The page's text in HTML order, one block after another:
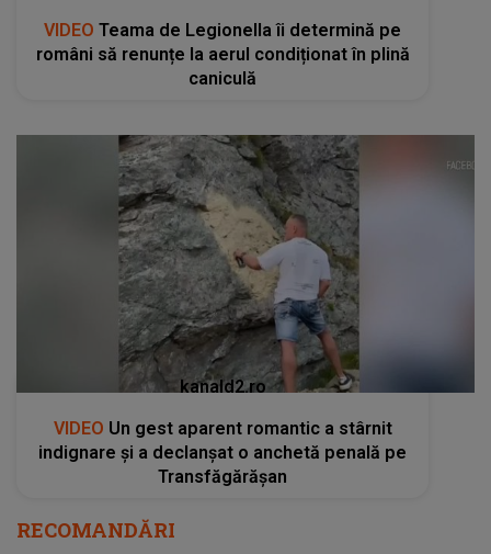
VIDEO Teama de Legionella îi determină pe
români să renunțe la aerul condiționat în plină
caniculă
kanald2.ro
VIDEO Un gest aparent romantic a stârnit
indignare și a declanșat o anchetă penală pe
Transfăgărășan
RECOMANDĂRI